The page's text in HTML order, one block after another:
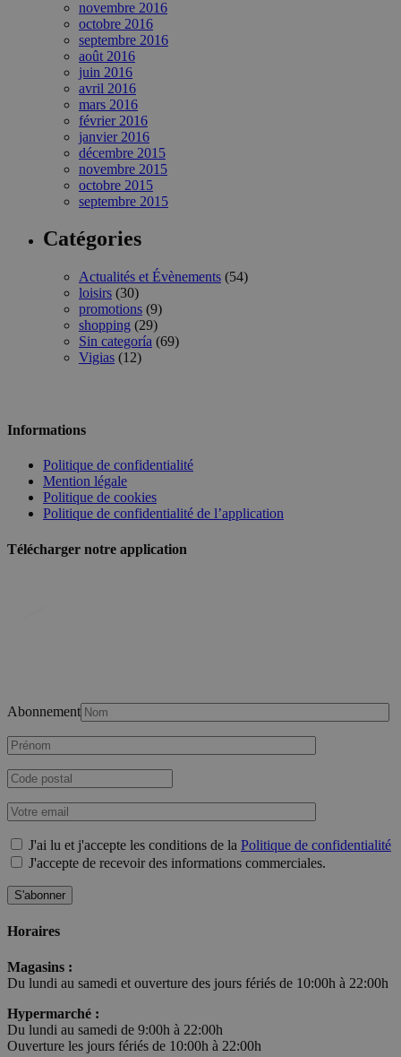
novembre 2016
octobre 2016
septembre 2016
août 2016
juin 2016
avril 2016
mars 2016
février 2016
janvier 2016
décembre 2015
novembre 2015
octobre 2015
septembre 2015
Catégories
Actualités et Évènements (54)
loisirs (30)
promotions (9)
shopping (29)
Sin categoría (69)
Vigias (12)
Informations
Politique de confidentialité
Mention légale
Politique de cookies
Politique de confidentialité de l’application
Télécharger notre application
Abonnement
J'ai lu et j'accepte les conditions de la Politique de confidentialité
J'accepte de recevoir des informations commerciales.
Horaires
Magasins :
Du lundi au samedi et ouverture des jours fériés de 10:00h à 22:00h
Hypermarché :
Du lundi au samedi de 9:00h à 22:00h
Ouverture les jours fériés de 10:00h à 22:00h